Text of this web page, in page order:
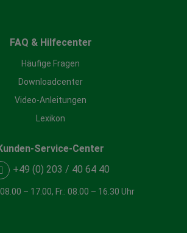
FAQ & Hilfecenter
Häufige Fragen
Downloadcenter
Video-Anleitungen
Lexikon
Service-Center
+49 (0) 203 / 40 64 40
– 17.00, Fr.: 08.00 – 16.30 Uhr